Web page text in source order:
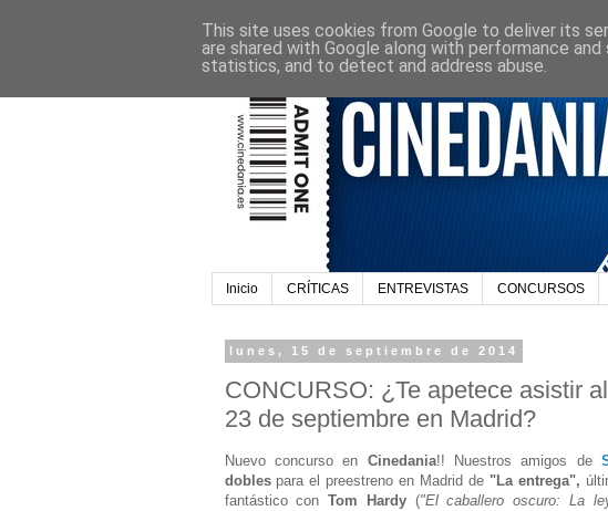
Inicio CRÍTICAS ENTREVISTAS CONCURSOS
lunes, 15 de septiembre de 2014
CONCURSO: ¿Te apetece asistir
23 de septiembre en Madrid?
Nuevo concurso en Cinedania!! Nuestros amigos de
dobles para el preestreno en Madrid de "La entrega",
fantástico conTom Hardy("El caballero oscuro: La
This site uses cookies from Google to deliver its
are shared with Google along with performance
statistics, and to detect and address abuse.